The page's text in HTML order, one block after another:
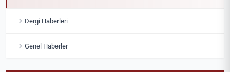
Dergi Haberleri
Genel Haberler